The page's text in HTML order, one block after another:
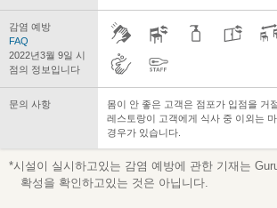
감염 예방
FAQ
2022년3월 9일 시
점의 정보입니다
문의 사항
몸이 안 좋은 고객은 점포가 입점을 거
레스토랑이 고객에게 식사 중 이외는
경우가 있습니다.
*시설이 실시하고있는 감염 예방에 관한 기재는
확성을 확인하고있는 것은 아닙니다.